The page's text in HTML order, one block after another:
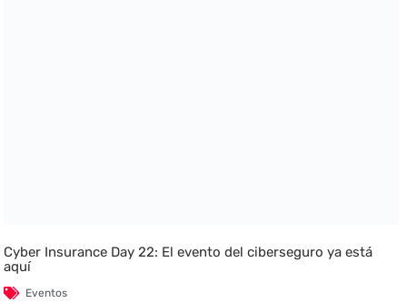
Cyber Insurance Day 22: El evento del ciberseguro ya está
aquí
Eventos